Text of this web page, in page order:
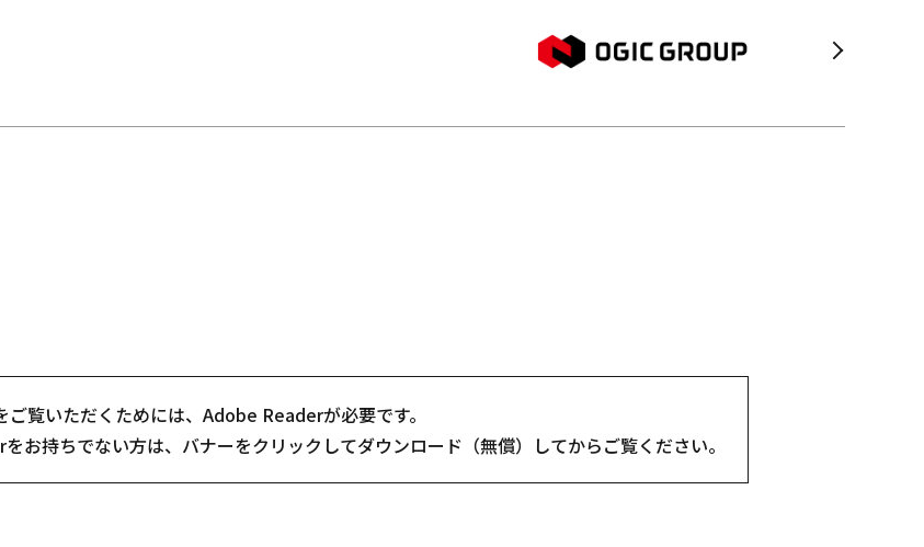
ご覧いただくためには、Adobe Readerが必要です。
お持ちでない方は、バナーをクリックしてダウンロード（無償）してからご覧ください。